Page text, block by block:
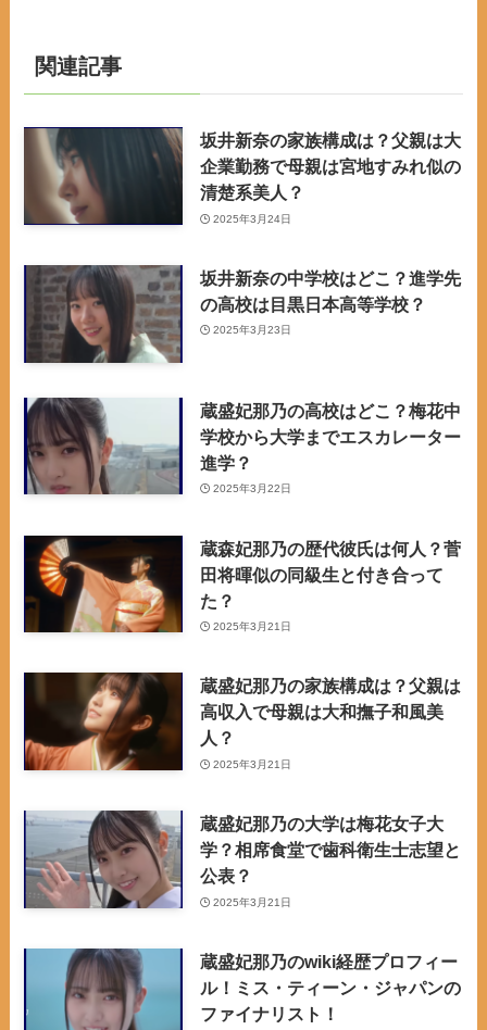
関連記事
坂井新奈の家族構成は？父親は大
企業勤務で母親は宮地すみれ似の
清楚系美人？
2025年3月24日
坂井新奈の中学校はどこ？進学先
の高校は目黒日本高等学校？
2025年3月23日
蔵盛妃那乃の高校はどこ？梅花中
学校から大学までエスカレーター
進学？
2025年3月22日
蔵森妃那乃の歴代彼氏は何人？菅
田将暉似の同級生と付き合って
た？
2025年3月21日
蔵盛妃那乃の家族構成は？父親は
高収入で母親は大和撫子和風美
人？
2025年3月21日
蔵盛妃那乃の大学は梅花女子大
学？相席食堂で歯科衛生士志望と
公表？
2025年3月21日
蔵盛妃那乃のwiki経歴プロフィー
ル！ミス・ティーン・ジャパンの
ファイナリスト！